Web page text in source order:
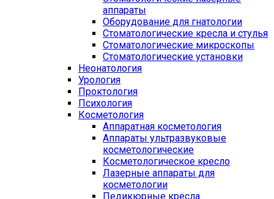
аппараты
Оборудование для гнатологии
Стоматологические кресла и стулья
Стоматологические микроскопы
Стоматологические установки
Неонатология
Урология
Проктология
Психология
Косметология
Аппаратная косметология
Аппараты ультразвуковые
косметологические
Косметологическое кресло
Лазерные аппараты для
косметологии
Педикюрные кресла